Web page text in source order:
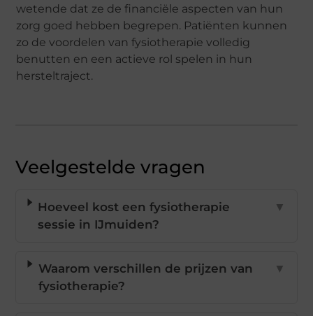
wetende dat ze de financiële aspecten van hun
zorg goed hebben begrepen. Patiënten kunnen
zo de voordelen van fysiotherapie volledig
benutten en een actieve rol spelen in hun
hersteltraject.
Veelgestelde vragen
Hoeveel kost een fysiotherapie
sessie in IJmuiden?
▼
Waarom verschillen de prijzen van
fysiotherapie?
▼